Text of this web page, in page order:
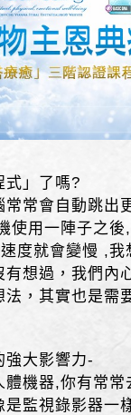
式」了嗎?
常常會自動跳出
使用一陣子之
度就會變慢 ,
有想過，我們內
法，其實也是需
大影響力-
體機器,你有常
是監視錄影器一